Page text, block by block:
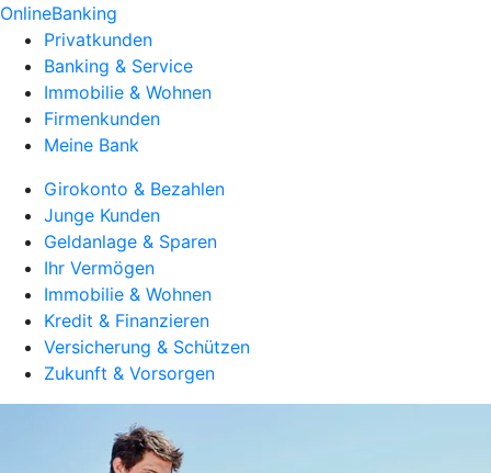
OnlineBanking
Privatkunden
Banking & Service
Immobilie & Wohnen
Firmenkunden
Meine Bank
Girokonto & Bezahlen
Junge Kunden
Geldanlage & Sparen
Ihr Vermögen
Immobilie & Wohnen
Kredit & Finanzieren
Versicherung & Schützen
Zukunft & Vorsorgen